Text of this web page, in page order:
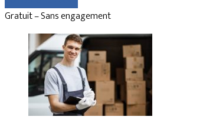
Gratuit – Sans engagement